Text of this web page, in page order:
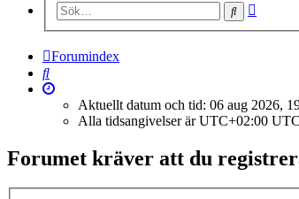
Sök
Forumindex
Sök
Aktuellt datum och tid: 06 aug 2026,
Alla tidsangivelser är UTC+02:00
Forumet kräver att du